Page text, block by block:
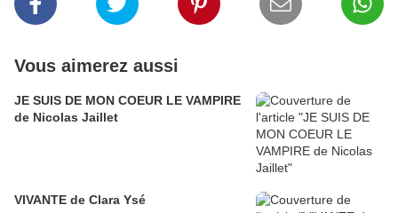
Vous aimerez aussi
JE SUIS DE MON COEUR LE VAMPIRE
de Nicolas Jaillet
VIVANTE de Clara Ysé